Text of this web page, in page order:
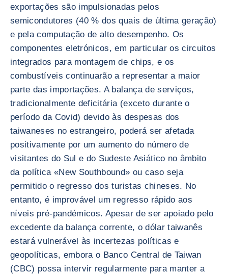
exportações são impulsionadas pelos
semicondutores (40 % dos quais de última geração)
e pela computação de alto desempenho. Os
componentes eletrónicos, em particular os circuitos
integrados para montagem de chips, e os
combustíveis continuarão a representar a maior
parte das importações. A balança de serviços,
tradicionalmente deficitária (exceto durante o
período da Covid) devido às despesas dos
taiwaneses no estrangeiro, poderá ser afetada
positivamente por um aumento do número de
visitantes do Sul e do Sudeste Asiático no âmbito
da política «New Southbound» ou caso seja
permitido o regresso dos turistas chineses. No
entanto, é improvável um regresso rápido aos
níveis pré-pandémicos. Apesar de ser apoiado pelo
excedente da balança corrente, o dólar taiwanês
estará vulnerável às incertezas políticas e
geopolíticas, embora o Banco Central de Taiwan
(CBC) possa intervir regularmente para manter a